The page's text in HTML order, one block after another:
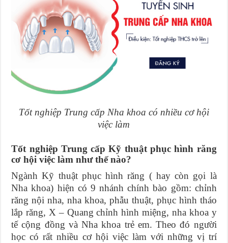
Tốt nghiệp Trung cấp Nha khoa có nhiều cơ hội
việc làm
Tốt nghiệp Trung cấp Kỹ thuật phục hình răng
cơ hội việc làm như thế nào?
Ngành Kỹ thuật phục hình răng ( hay còn gọi là
Nha khoa) hiện có 9 nhánh chính bào gồm: chỉnh
răng nội nha, nha khoa, phẫu thuật, phục hình tháo
lắp răng, X – Quang chỉnh hình miệng, nha khoa y
tế cộng đồng và Nha khoa trẻ em. Theo đó người
học có rất nhiều cơ hội việc làm với những vị trí